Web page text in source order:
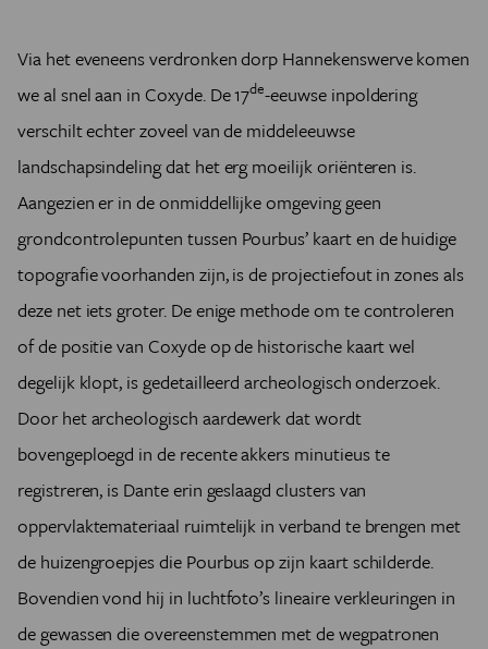
Via het eveneens verdronken dorp Hannekenswerve komen
we al snel aan in Coxyde. De 17de-eeuwse inpoldering
verschilt echter zoveel van de middeleeuwse
landschapsindeling dat het erg moeilijk oriënteren is.
Aangezien er in de onmiddellijke omgeving geen
grondcontrolepunten tussen Pourbus’ kaart en de huidige
topografie voorhanden zijn, is de projectiefout in zones als
deze net iets groter. De enige methode om te controleren
of de positie van Coxyde op de historische kaart wel
degelijk klopt, is gedetailleerd archeologisch onderzoek.
Door het archeologisch aardewerk dat wordt
bovengeploegd in de recente akkers minutieus te
registreren, is Dante erin geslaagd clusters van
oppervlaktemateriaal ruimtelijk in verband te brengen met
de huizengroepjes die Pourbus op zijn kaart schilderde.
Bovendien vond hij in luchtfoto’s lineaire verkleuringen in
de gewassen die overeenstemmen met de wegpatronen